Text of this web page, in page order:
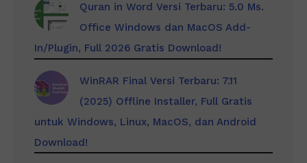
Quran in Word Versi Terbaru: 5.0 Ms.
Office Windows dan MacOS Add-
In/Plugin, Full 2026 Gratis Download!
WinRAR Final Versi Terbaru: 7.11
(2025) Offline Installer, Full Gratis
untuk Windows, Linux, MacOS, dan Android
Download!